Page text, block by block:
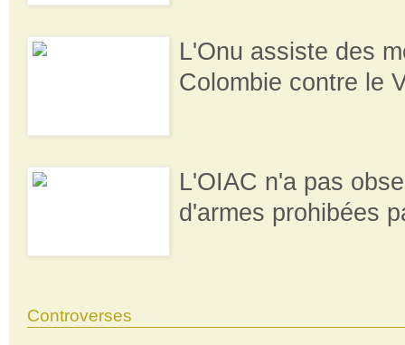
L'Onu assiste des
Colombie contre le
L'OIAC n'a pas
d'armes prohibées
Controverses